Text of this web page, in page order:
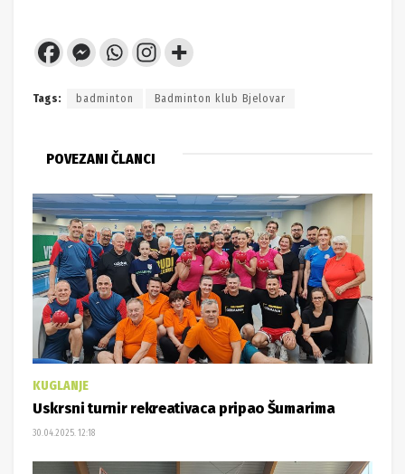
Tags: badminton Badminton klub Bjelovar
POVEZANI ČLANCI
KUGLANJE
Uskrsni turnir rekreativaca pripao Šumarima
30.04.2025. 12:18